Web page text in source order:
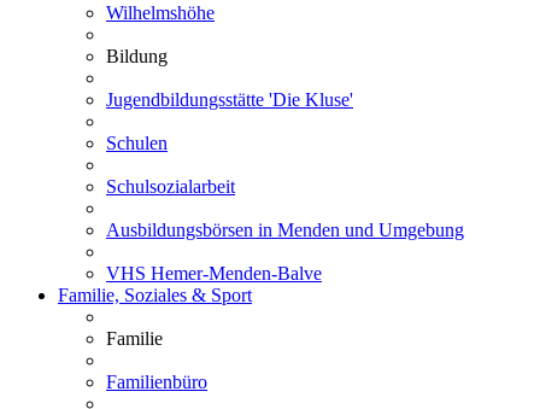
Wilhelmshöhe
Bildung
Jugendbildungsstätte 'Die Kluse'
Schulen
Schulsozialarbeit
Ausbildungsbörsen in Menden und Umgebung
VHS Hemer-Menden-Balve
Familie, Soziales & Sport
Familie
Familienbüro